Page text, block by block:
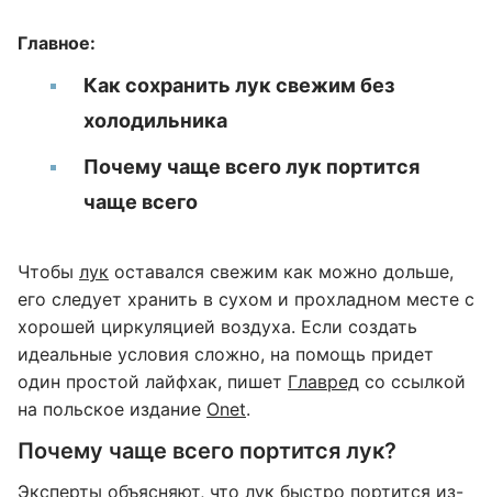
Главное:
Как сохранить лук свежим без
холодильника
Почему чаще всего лук портится
чаще всего
Чтобы лук оставался свежим как можно дольше,
его следует хранить в сухом и прохладном месте с
хорошей циркуляцией воздуха. Если создать
идеальные условия сложно, на помощь придет
один простой лайфхак, пишет Главред со ссылкой
на польское издание Onet.
Почему чаще всего портится лук?
Эксперты объясняют, что лук быстро портится из-